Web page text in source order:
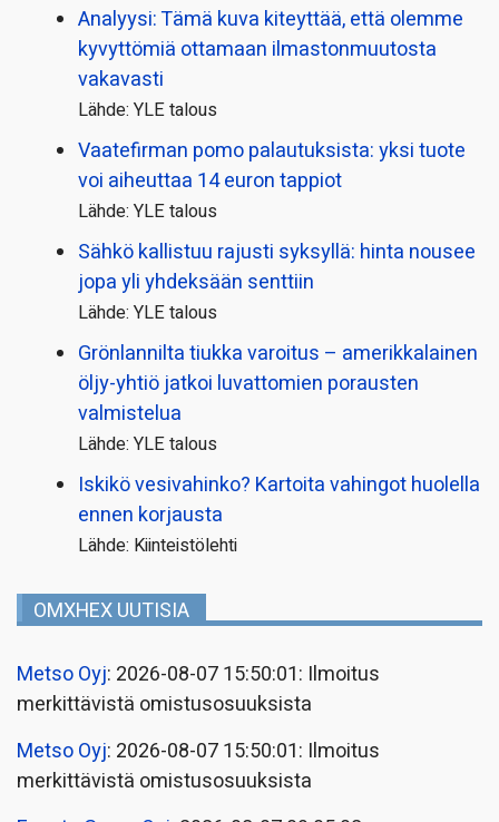
Analyysi: Tämä kuva kiteyttää, että olemme
kyvyttömiä ottamaan ilmaston­muutosta
vakavasti
Lähde: YLE talous
Vaatefirman pomo palautuksista: yksi tuote
voi aiheuttaa 14 euron tappiot
Lähde: YLE talous
Sähkö kallistuu rajusti syksyllä: hinta nousee
jopa yli yhdeksään senttiin
Lähde: YLE talous
Grönlannilta tiukka varoitus – amerikkalainen
öljy-yhtiö jatkoi luvattomien porausten
valmistelua
Lähde: YLE talous
Iskikö vesivahinko? Kartoita vahingot huolella
ennen korjausta
Lähde: Kiinteistölehti
OMXHEX UUTISIA
Metso Oyj: 2026-08-07 15:50:01: Ilmoitus
merkittävistä omistusosuuksista
Metso Oyj: 2026-08-07 15:50:01: Ilmoitus
merkittävistä omistusosuuksista